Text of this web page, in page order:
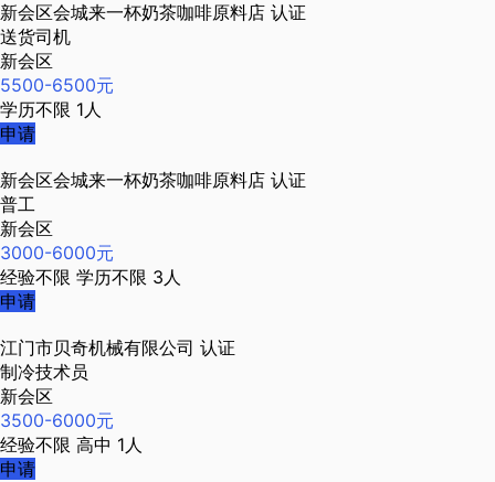
新会区会城来一杯奶茶咖啡原料店 认证
送货司机
新会区
5500-6500元
学历不限 1人
申请
新会区会城来一杯奶茶咖啡原料店 认证
普工
新会区
3000-6000元
经验不限 学历不限 3人
申请
江门市贝奇机械有限公司 认证
制冷技术员
新会区
3500-6000元
经验不限 高中 1人
申请